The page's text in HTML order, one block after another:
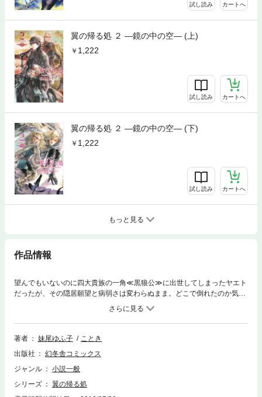
試し読み カートへ
翼の帰る処 ２ ―鏡の中の空― (上)
1,222
試し読み カートへ
翼の帰る処 ２ ―鏡の中の空― (下)
1,222
試し読み カートへ
もっと見る
作品情報
望んでもいないのに四大貴族の一角≪黒狼公≫に出世してしまったヤエト
だったが、その隠居願望と病弱さは変わらぬまま。どこで倒れたのか気が
ついたら、皇女のいる北嶺国で看病されている始末だった。そんな折、ヤ
エトは、前の≪黒狼公≫妃であった皇妹から「復縁」を提案される。激し
く動揺するヤエトに追い打ちをかけるように、宿敵・北方蛮族の使節が北
嶺国を突然訪れ、相互和平のため人質交換を要求し……。ことき先生のカ
著者 妹尾ゆふ子
ことき
出版社
幻冬舎コミックス
ジャンル
小説一般
シリーズ
翼の帰る処